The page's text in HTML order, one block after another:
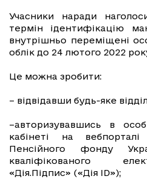
Учасники наради
термін ідентифікацію
внутрішньо переміщені
облік до 24 лютого 2022
Це можна зробити:
– відвідавши будь-яке
–авторизувавшись в
кабінеті на
Пенсійного фонду
кваліфікованого
«Дія.Підпис» («Дія ID»);